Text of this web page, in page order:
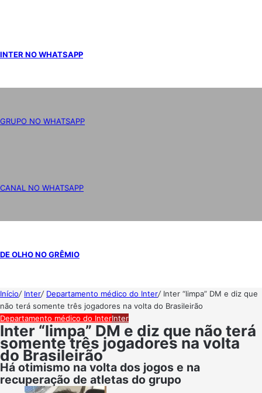
INTER NO WHATSAPP
GRUPO NO WHATSAPP
CANAL NO WHATSAPP
DE OLHO NO GRÊMIO
Início/ Inter/ Departamento médico do Inter/ Inter “limpa” DM e diz que
não terá somente três jogadores na volta do Brasileirão
Departamento médico do InterInter
Inter “limpa” DM e diz que não terá
somente três jogadores na volta
do Brasileirão
Há otimismo na volta dos jogos e na
recuperação de atletas do grupo